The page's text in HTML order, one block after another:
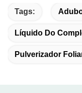
Tags:
Líquido Do
Pulverizador